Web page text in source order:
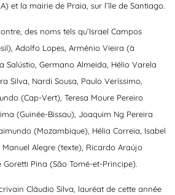
et la mairie de Praia, sur l’île de Santiago.
des noms tels qu’Israel Campos
Adolfo Lopes, Arménio Vieira (à
Salústio, Germano Almeida, Hélio Varela
Silva, Nardi Sousa, Paulo Veríssimo,
(Cap-Vert), Teresa Moure Pereiro
(Guinée-Bissau), Joaquim Ng Pereira
(Mozambique), Hélia Correia, Isabel
Alegre (texte), Ricardo Araújo
Pina (São Tomé-et-Principe).
Cláudio Silva, lauréat de cette année